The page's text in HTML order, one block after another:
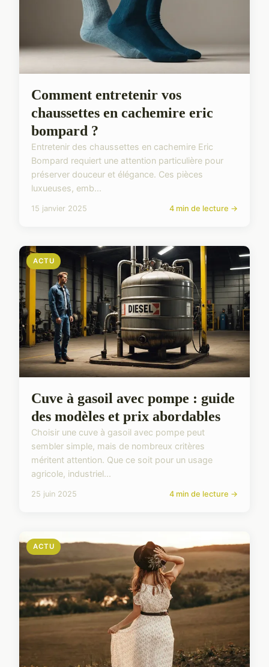
Comment entretenir vos
chaussettes en cachemire eric
bompard ?
Entretenir des chaussettes en cachemire Eric
Bompard requiert une attention particulière pour
préserver douceur et élégance. Ces pièces
luxueuses, emb...
15 janvier 2025 4 min de lecture →
ACTU
Cuve à gasoil avec pompe : guide
des modèles et prix abordables
Choisir une cuve à gasoil avec pompe peut
sembler simple, mais de nombreux critères
méritent attention. Que ce soit pour un usage
agricole, industriel...
25 juin 2025 4 min de lecture →
ACTU